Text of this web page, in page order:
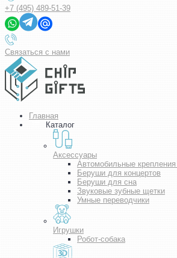
+7 (495) 489-51-39
Связаться с нами
Главная
Каталог
Аксессуары
Автомобильные
Беруши для концертов
Беруши для сна
Звуковые зубные щетки
Умные переводчики
Игрушки
Робот-собака